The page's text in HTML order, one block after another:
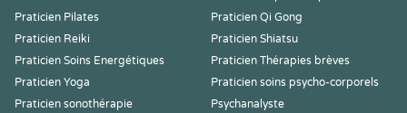
Praticien Pilates
Praticien Qi Gong
Praticien Reiki
Praticien Shiatsu
Praticien Soins Energétiques
Praticien Thérapies brèves
Praticien Yoga
Praticien soins psycho-corporels
Praticien sonothérapie
Psychanalyste